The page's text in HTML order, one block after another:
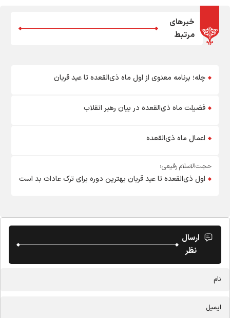
خبرهای
مرتبط
چله؛ برنامه معنوی از اول ماه ذی‌القعده تا عید قربان
فضیلت ماه ذی‌القعده در بیان رهبر انقلاب
اعمال ماه ذی‌القعده
حجت‌الاسلام‌ رفیعی؛
اول ذی‌القعده تا عید قربان بهترین دوره برای ترک عادات بد است
ارسال
نظر